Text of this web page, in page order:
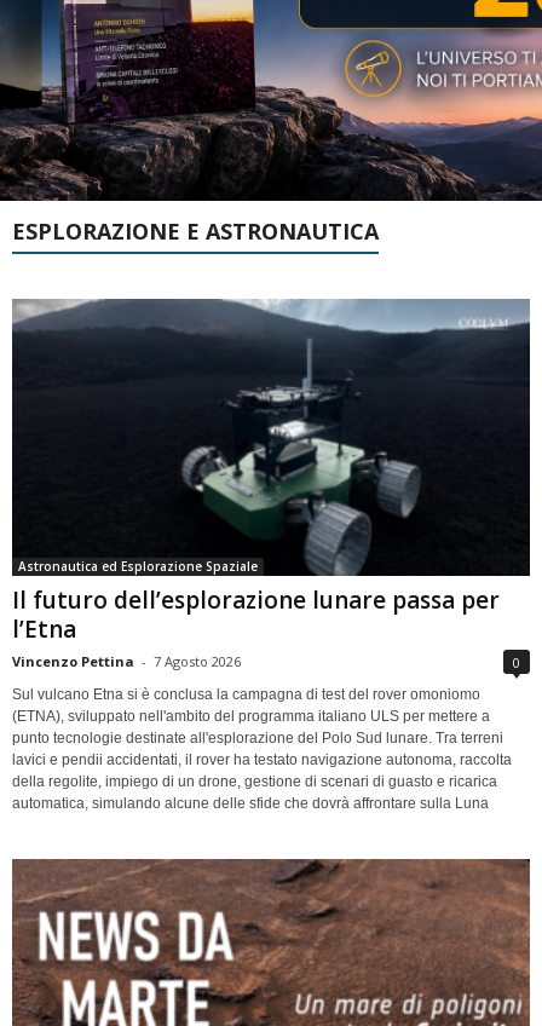
ESPLORAZIONE E ASTRONAUTICA
Astronautica ed Esplorazione Spaziale
Il futuro dell’esplorazione lunare passa per
l’Etna
Vincenzo Pettina - 7 Agosto 2026 0
Sul vulcano Etna si è conclusa la campagna di test del rover omoniomo
(ETNA), sviluppato nell'ambito del programma italiano ULS per mettere a
punto tecnologie destinate all'esplorazione del Polo Sud lunare. Tra terreni
lavici e pendii accidentati, il rover ha testato navigazione autonoma, raccolta
della regolite, impiego di un drone, gestione di scenari di guasto e ricarica
automatica, simulando alcune delle sfide che dovrà affrontare sulla Luna